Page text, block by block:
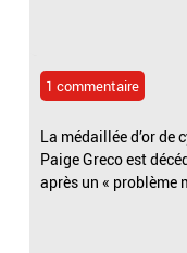
1 commentaire
La médaillée d’or
Paige Greco est
après un « problème